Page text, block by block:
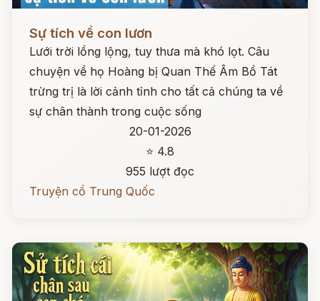
Sự tích về con lươn
Lưới trời lồng lộng, tuy thưa mà khó lọt. Câu
chuyện về họ Hoàng bị Quan Thế Âm Bồ Tát
trừng trị là lời cảnh tỉnh cho tất cả chúng ta về
sự chân thành trong cuộc sống
20-01-2026
⭐ 4.8
955 lượt đọc
Truyện cổ Trung Quốc